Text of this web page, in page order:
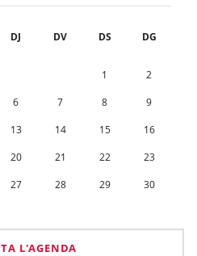
DJ DV DS DG
1
2
6 7 8
9
13 14 15
16
20 21 22
23
27 28 29
30
L'AGENDA